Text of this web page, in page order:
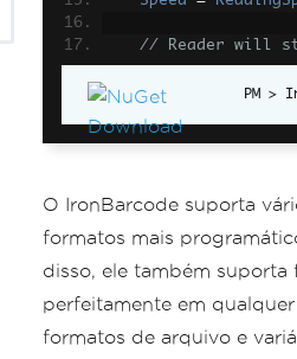
// Reader will
// Specifying a
// Utilize
// Maximum
// Default is 4
O IronBarcode suporta
formatos mais
disso, ele também
perfeitamente em
formatos de arquivo e